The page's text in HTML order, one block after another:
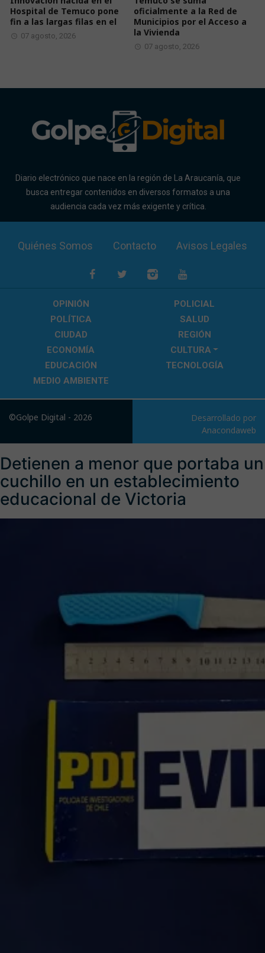
Hospital de Temuco pone
fin a las largas filas en el
07 agosto, 2026
oficialmente a la Red de
Municipios por el Acceso a
la Vivienda
07 agosto, 2026
Diario electrónico que nace en la región de La Araucanía, que
busca entregar contenidos en diversos formatos a una
audiencia cada vez más exigente y crítica.
Quiénes Somos Contacto Avisos Legales
OPINIÓN
POLICIAL
POLÍTICA
SALUD
CIUDAD
REGIÓN
ECONOMÍA
CULTURA
EDUCACIÓN
TECNOLOGÍA
MEDIO AMBIENTE
©Golpe Digital - 2026
Desarrollado por
Anacondaweb
Detienen a menor que portaba un
cuchillo en un establecimiento
educacional de Victoria